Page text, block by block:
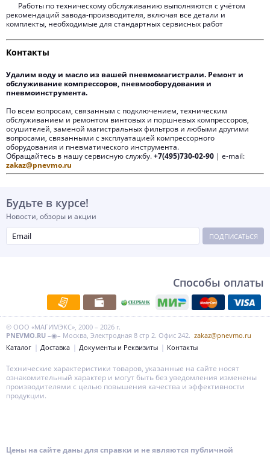
Работы по техническому обслуживанию выполняются с учётом
рекомендаций завода-производителя, включая все детали и
комплекты, необходимые для стандартных сервисных работ
Контакты
Удалим воду и масло из вашей пневмомагистрали. Ремонт и
обслуживание компрессоров, пневмооборудования и
пневмоинструмента.
По всем вопросам, связанным с подключением, техническим
обслуживанием и ремонтом винтовых и поршневых компрессоров,
осушителей, заменой магистральных фильтров и любыми другими
вопросами, связанными с эксплуатацией компрессорного
оборудования и пневматического инструмента.
Обращайтесь в нашу сервисную службу.+7(495)730-02-90 | e-mail:
zakaz@pnevmo.ru
Будьте в курсе!
Новости, обзоры и акции
ПОДПИСАТЬСЯ
Способы оплаты
© ООО «МАГИМЭКС», 2000 – 2026 г.
PNEVMO.RU –◉– Москва, Электродная 8 стр 2. Офис 242. zakaz@pnevmo.ru
Каталог
Доставка Документы и Реквизиты Контакты
Технические характеристики товаров, указанные на сайте носят
ознакомительный характер и могут быть без уведомления изменены
производителями с целью повышения качества и эффективности
продукции.
Цены на сайте даны для справки и не являются публичной